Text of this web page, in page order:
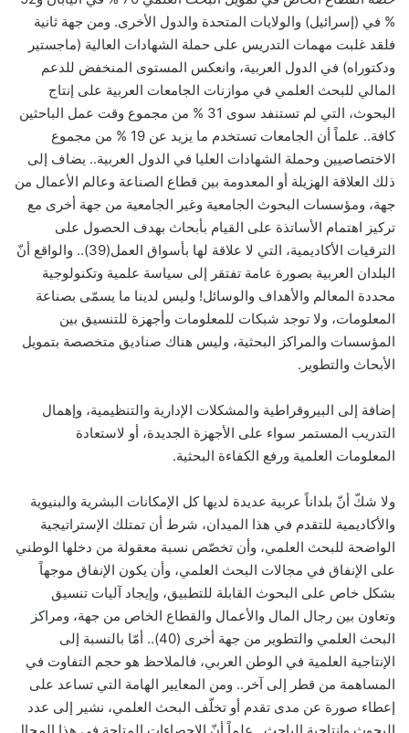
% في (إسرائيل) والولايات المتحدة والدول الأخرى. ومن جهة ثانية
فلقد غلبت مهمات التدريس على حملة الشهادات العالية (ماجستير
ودكتوراه) في الدول العربية، وانعكس المستوى المنخفض للدعم
المالي للبحث العلمي في موازنات الجامعات العربية على إنتاج
البحوث، التي لم تستنفد سوى 31 % من مجموع وقت عمل الباحثين
كافة.. علماً أن الجامعات تستخدم ما يزيد عن 19 % من مجموع
الاختصاصيين وحملة الشهادات العليا في الدول العربية.. يضاف إلى
ذلك العلاقة الهزيلة أو المعدومة بين قطاع الصناعة وعالم الأعمال من
جهة، ومؤسسات البحوث الجامعية وغير الجامعية من جهة أخرى مع
تركيز اهتمام الأساتذة على القيام بأبحاث بهدف الحصول على
الترقيات الأكاديمية، التي لا علاقة لها بأسواق العمل(39).. والواقع أنّ
البلدان العربية بصورة عامة تفتقر إلى سياسة علمية وتكنولوجية
محددة المعالم والأهداف والوسائل! وليس لدينا ما يسمّى بصناعة
المعلومات، ولا توجد شبكات للمعلومات وأجهزة للتنسيق بين
المؤسسات والمراكز البحثية، وليس هناك صناديق متخصصة بتمويل
الأبحاث والتطوير.
إضافة إلى البيروقراطية والمشكلات الإدارية والتنظيمية، وإهمال
التدريب المستمر سواء على الأجهزة الجديدة، أو لاستعادة
المعلومات العلمية ورفع الكفاءة البحثية.
ولا شكّ أنّ بلداناً عربية عديدة لديها كل الإمكانات البشرية والبنيوية
والأكاديمية للتقدم في هذا الميدان، شرط أن تمتلك الإستراتيجية
الواضحة للبحث العلمي، وأن تخصّص نسبة معقولة من دخلها الوطني
على الإنفاق في مجالات البحث العلمي، وأن يكون الإنفاق موجهاً
بشكل خاص على البحوث القابلة للتطبيق، وإيجاد آليات تنسيق
وتعاون بين رجال المال والأعمال والقطاع الخاص من جهة، ومراكز
البحث العلمي والتطوير من جهة أخرى (40).. أمّا بالنسبة إلى
الإنتاجية العلمية في الوطن العربي، فالملاحظ هو حجم التفاوت في
المساهمة من قطر إلى آخر.. ومن المعايير الهامة التي تساعد على
إعطاء صورة عن مدى تقدم أو تخلّف البحث العلمي، نشير إلى عدد